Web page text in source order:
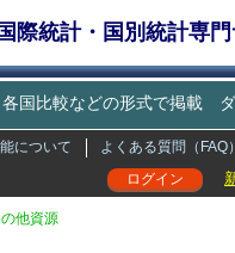
際統計・国別統計専門
国比較などの形式で掲載
よくある質問（FAQ）
について
ログイン
他資源